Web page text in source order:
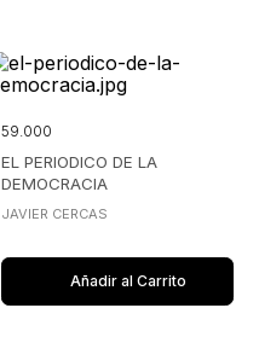
59.000
EL PERIODICO DE LA
DEMOCRACIA
JAVIER CERCAS
Añadir al Carrito